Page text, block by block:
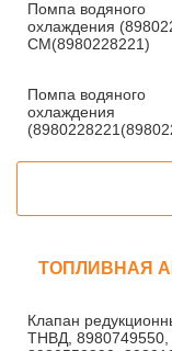
Помпа водяного
охлаждения
CM(8980228221)
Помпа водяного
охлаждения
ТОПЛИВНАЯ
Клапан
ТНВД, 8980749550,